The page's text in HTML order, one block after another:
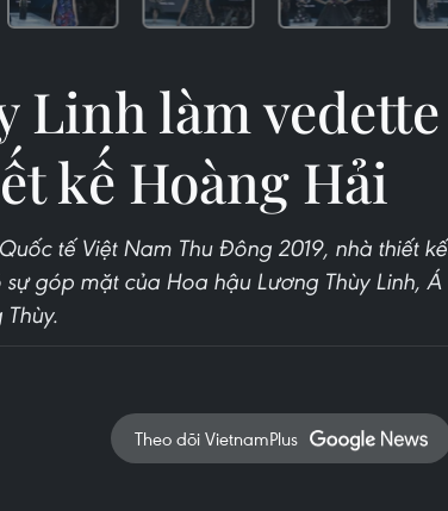
Linh làm vedette
kế Hoàng Hải
tế Việt Nam Thu Đông 2019, nhà thiết kế
góp mặt của Hoa hậu Lương Thùy Linh, Á
Theo dõi VietnamPlus